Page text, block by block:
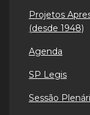
Projetos
(desde 1948)
Agenda
SP Legis
Sessão